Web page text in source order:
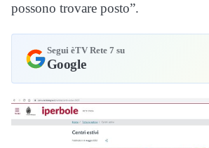
possono trovare posto”.
Segui èTV Rete 7 su
Google